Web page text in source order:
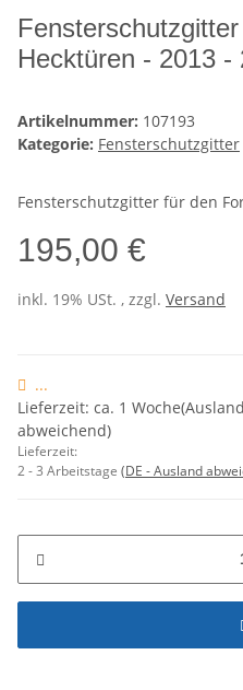
Hecktüren - 2013 -
Artikelnummer: 107193
Kategorie: Fensterschutzgitter
Fensterschutzgitter für den
195,00 €
inkl. 19% USt. , zzgl. Versand
...
Lieferzeit: ca. 1 Woche(Ausland
abweichend)
Lieferzeit:
2 - 3 Arbeitstage (DE - Ausland